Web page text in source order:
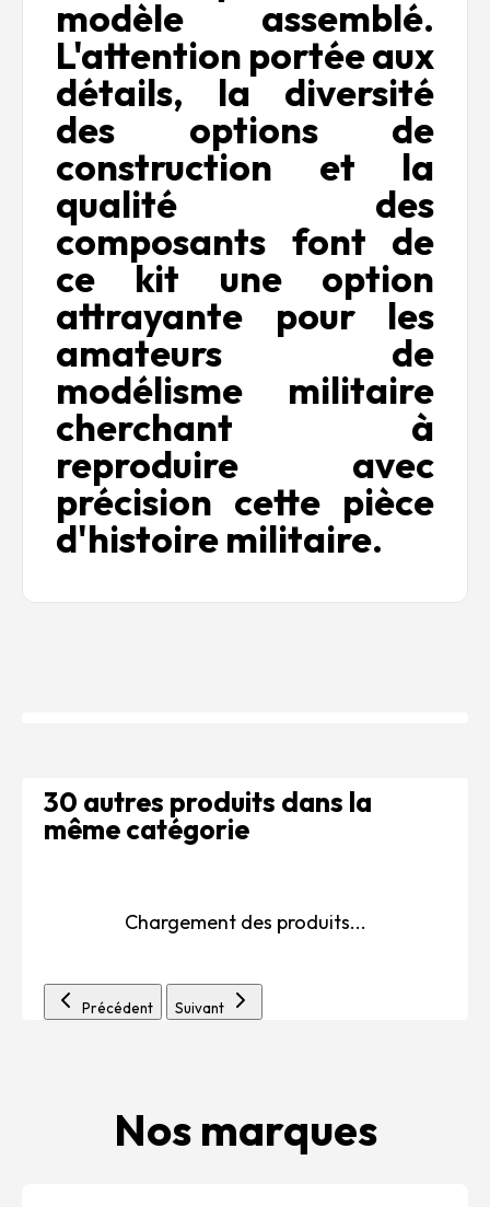
modèle assemblé.
L'attention portée aux
détails, la diversité
des options de
construction et la
qualité des
composants font de
ce kit une option
attrayante pour les
amateurs de
modélisme militaire
cherchant à
reproduire avec
précision cette pièce
d'histoire militaire.
30 autres produits dans la
même catégorie
Chargement des produits...
Précédent Suivant
Nos marques